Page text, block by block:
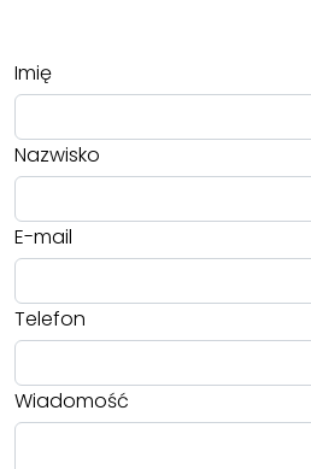
Imię
Nazwisko
E-mail
Telefon
Wiadomość